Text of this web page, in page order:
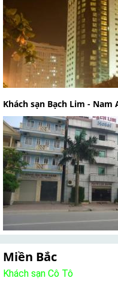
Khách sạn Bạch Lim - Nam
Miền Bắc
Khách sạn Cô Tô